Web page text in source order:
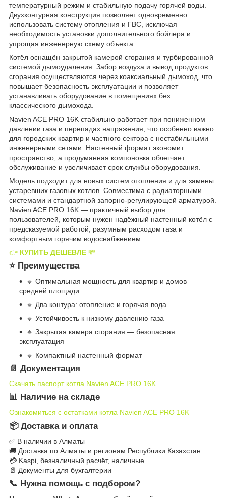
температурный режим и стабильную подачу горячей воды.
Двухконтурная конструкция позволяет одновременно
использовать систему отопления и ГВС, исключая
необходимость установки дополнительного бойлера и
упрощая инженерную схему объекта.
Котёл оснащён закрытой камерой сгорания и турбированной
системой дымоудаления. Забор воздуха и вывод продуктов
сгорания осуществляются через коаксиальный дымоход, что
повышает безопасность эксплуатации и позволяет
устанавливать оборудование в помещениях без
классического дымохода.
Navien ACE PRO 16K стабильно работает при пониженном
давлении газа и перепадах напряжения, что особенно важно
для городских квартир и частного сектора с нестабильными
инженерными сетями. Настенный формат экономит
пространство, а продуманная компоновка облегчает
обслуживание и увеличивает срок службы оборудования.
Модель подходит для новых систем отопления и для замены
устаревших газовых котлов. Совместима с радиаторными
системами и стандартной запорно-регулирующей арматурой.
Navien ACE PRO 16K — практичный выбор для
пользователей, которым нужен надёжный настенный котёл с
предсказуемой работой, разумным расходом газа и
комфортным горячим водоснабжением.
👉 КУПИТЬ ДЕШЕВЛЕ 💸
⭐ Преимущества
🔹 Оптимальная мощность для квартир и домов
средней площади
🔹 Два контура: отопление и горячая вода
🔹 Устойчивость к низкому давлению газа
🔹 Закрытая камера сгорания — безопасная
эксплуатация
🔹 Компактный настенный формат
📄 Документация
Скачать паспорт котла Navien ACE PRO 16K
📊 Наличие на складе
Ознакомиться с остатками котла Navien ACE PRO 16K
📦 Доставка и оплата
✅ В наличии в Алматы
🚚 Доставка по Алматы и регионам Республики Казахстан
💳 Kaspi, безналичный расчёт, наличные
📄 Документы для бухгалтерии
📞 Нужна помощь с подбором?